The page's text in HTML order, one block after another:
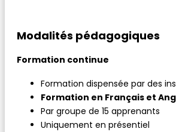
Modalités pédagogiques
Formation continue
Formation dispensée par des
Formation en Français et
Par groupe de 15 apprenants
Uniquement en présentiel